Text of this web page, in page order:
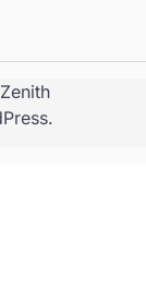
Zenith
.